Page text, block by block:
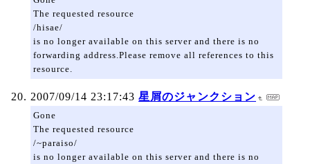
The requested resource
/hisae/
is no longer available on this server and there is no
forwarding address.Please remove all references to this
resource.
2007/09/14 23:17:43 星屑のジャンクション
Gone
The requested resource
/~paraiso/
is no longer available on this server and there is no